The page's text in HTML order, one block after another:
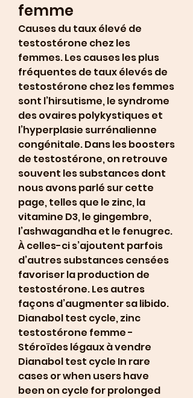
femme
Causes du taux élevé de
testostérone chez les
femmes. Les causes les plus
fréquentes de taux élevés de
testostérone chez les femmes
sont l’hirsutisme, le syndrome
des ovaires polykystiques et
l’hyperplasie surrénalienne
congénitale. Dans les boosters
de testostérone, on retrouve
souvent les substances dont
nous avons parlé sur cette
page, telles que le zinc, la
vitamine D3, le gingembre,
l’ashwagandha et le fenugrec.
À celles-ci s’ajoutent parfois
d’autres substances censées
favoriser la production de
testostérone. Les autres
façons d’augmenter sa libido.
Dianabol test cycle, zinc
testostérone femme -
Stéroïdes légaux à vendre
Dianabol test cycle In rare
cases or when users have
been on cycle for prolonged